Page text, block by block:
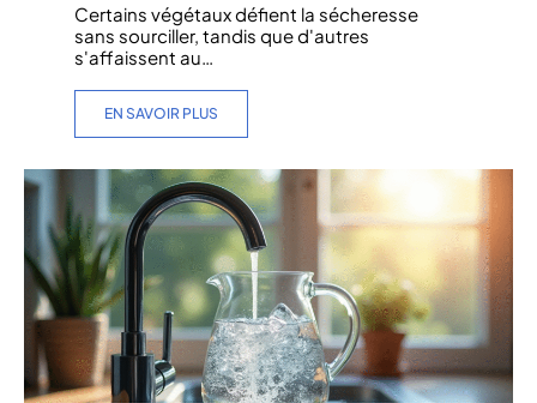
Certains végétaux défient la sécheresse
sans sourciller, tandis que d'autres
s'affaissent au
EN SAVOIR PLUS